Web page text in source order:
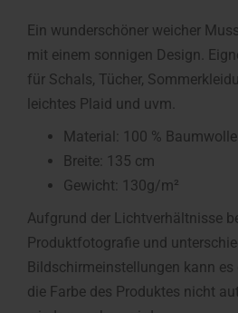
Ein wunderschöner weicher
mit einem sonnigen Design.
für Schals, Tücher,
leichtes Plaid und uvm.
Material: 100 % Baumwolle
Breite: 135 cm
Gewicht: 130g/m²
Aufgrund der Lichtverhältnisse
Produktfotografie und
Bildschirmeinstellungen kann
die Farbe des Produktes nicht